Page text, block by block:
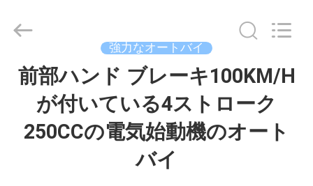
家
Shanghai
Rongyao
Rights
Reserved.
強力なオートバイ
前部ハンド ブレーキ100KM/H
が付いている4ストローク
250CCの電気始動機のオート
バイ